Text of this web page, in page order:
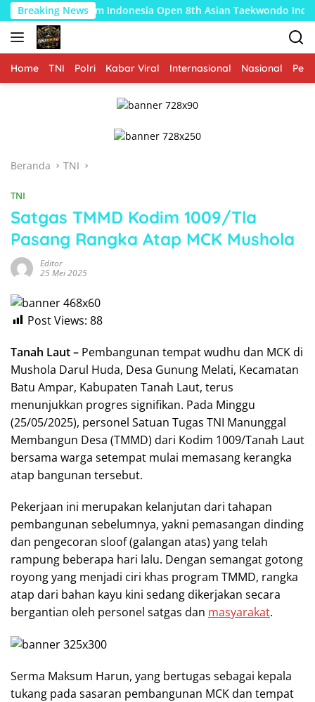
Langsung
ke
konten
Breaking News
Indonesia Open 8th Asian Taekwondo Indonesia Open
Home TNI Polri Kabar Viral Internasional Nasional
Beranda TNI
TNI
Satgas TMMD Kodim 1009/Tla
Pasang Rangka Atap MCK Mushola
Editor
25 Mei 2025
Post Views: 88
Tanah Laut – Pembangunan tempat wudhu dan MCK di
Mushola Darul Huda, Desa Gunung Melati, Kecamatan
Batu Ampar, Kabupaten Tanah Laut, terus
menunjukkan progres signifikan. Pada Minggu
(25/05/2025), personel Satuan Tugas TNI Manunggal
Membangun Desa (TMMD) dari Kodim 1009/Tanah Laut
bersama warga setempat mulai memasang kerangka
atap bangunan tersebut.
Pekerjaan ini merupakan kelanjutan dari tahapan
pembangunan sebelumnya, yakni pemasangan dinding
dan pengecoran sloof (galangan atas) yang telah
rampung beberapa hari lalu. Dengan semangat gotong
royong yang menjadi ciri khas program TMMD, rangka
atap dari bahan kayu kini sedang dikerjakan secara
bergantian oleh personel satgas dan masyarakat.
Serma Maksum Harun, yang bertugas sebagai kepala
tukang pada sasaran pembangunan MCK dan tempat